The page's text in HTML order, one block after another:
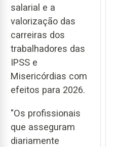
salarial e a
valorização das
carreiras dos
trabalhadores das
IPSS e
Misericórdias com
efeitos para 2026.
"Os profissionais
que asseguram
diariamente